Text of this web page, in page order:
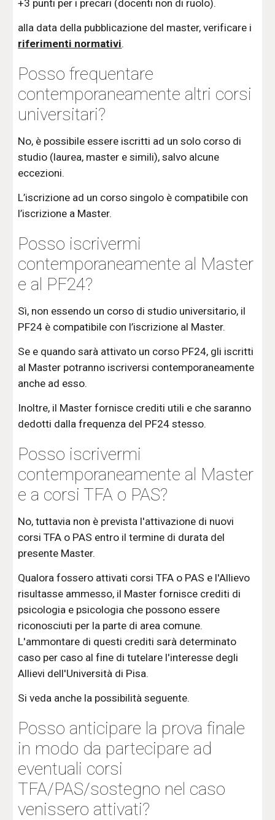
+3 punti per i precari (docenti non di ruolo).
alla data della pubblicazione del master, verificare i
riferimenti normativi.
Posso frequentare
contemporaneamente altri corsi
universitari?
No, è possibile essere iscritti ad un solo corso di
studio (laurea, master e simili), salvo alcune
eccezioni.
L’iscrizione ad un corso singolo è compatibile con
l’iscrizione a Master.
Posso iscrivermi
contemporaneamente al Master
e al PF24?
Sì, non essendo un corso di studio universitario, il
PF24 è compatibile con l’iscrizione al Master.
Se e quando sarà attivato un corso PF24, gli iscritti
al Master potranno iscriversi contemporaneamente
anche ad esso.
Inoltre, il Master fornisce crediti utili e che saranno
dedotti dalla frequenza del PF24 stesso.
Posso iscrivermi
contemporaneamente al Master
e a corsi TFA o PAS?
No, tuttavia non è prevista l'attivazione di nuovi
corsi TFA o PAS entro il termine di durata del
presente Master.
Qualora fossero attivati corsi TFA o PAS e l'Allievo
risultasse ammesso, il Master fornisce crediti di
psicologia e psicologia che possono essere
riconosciuti per la parte di area comune.
L'ammontare di questi crediti sarà determinato
caso per caso al fine di tutelare l'interesse degli
Allievi dell'Università di Pisa.
Si veda anche la possibilità seguente.
Posso anticipare la prova finale
in modo da partecipare ad
eventuali corsi
TFA/PAS/sostegno nel caso
venissero attivati?